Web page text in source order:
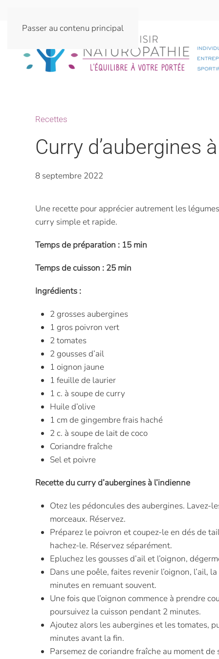
Passer au contenu principal
Recettes
Curry d’aubergines
8 septembre 2022
Une recette pour apprécier autrement les
curry simple et rapide.
Temps de préparation : 15 min
Temps de cuisson : 25 min
Ingrédients :
2 grosses aubergines
1 gros poivron vert
2 tomates
2 gousses d’ail
1 oignon jaune
1 feuille de laurier
1 c. à soupe de curry
Huile d’olive
1 cm de gingembre frais haché
2 c. à soupe de lait de coco
Coriandre fraîche
Sel et poivre
Recette du curry d’aubergines à l’indienne
Otez les pédoncules des aubergines. Lavez-
morceaux. Réservez.
Préparez le poivron et coupez-le en dés de
hachez-le. Réservez séparément.
Epluchez les gousses d’ail et l’oignon,
Dans une poêle, faites revenir l’oignon, l’ail,
minutes en remuant souvent.
Une fois que l’oignon commence à prendre
poursuivez la cuisson pendant 2 minutes.
Ajoutez alors les aubergines et les tomates,
minutes avant la fin.
Parsemez de coriandre fraîche au moment